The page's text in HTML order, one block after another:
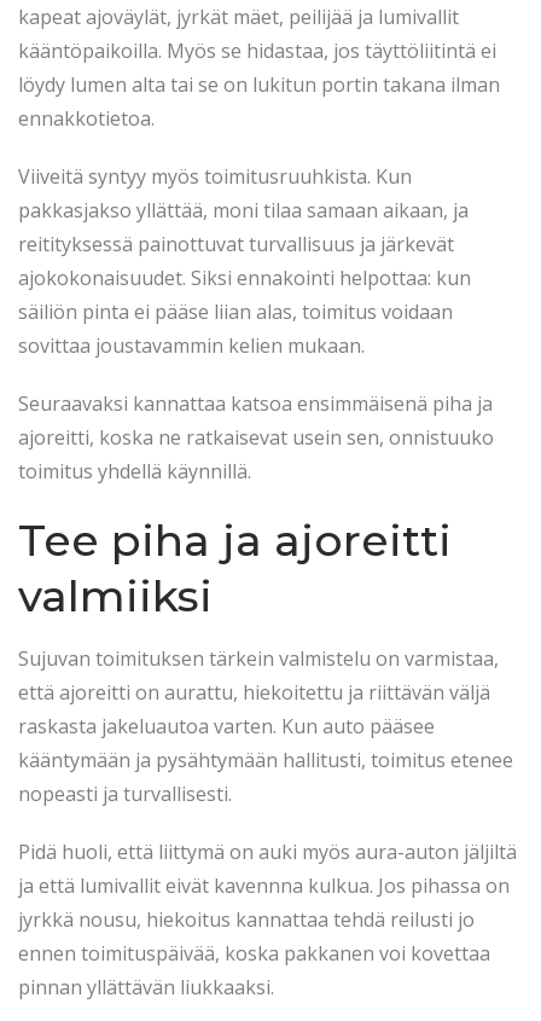
kapeat ajoväylät, jyrkät mäet, peilijää ja lumivallit
kääntöpaikoilla. Myös se hidastaa, jos täyttöliitintä ei
löydy lumen alta tai se on lukitun portin takana ilman
ennakkotietoa.
Viiveitä syntyy myös toimitusruuhkista. Kun
pakkasjakso yllättää, moni tilaa samaan aikaan, ja
reitityksessä painottuvat turvallisuus ja järkevät
ajokokonaisuudet. Siksi ennakointi helpottaa: kun
säiliön pinta ei pääse liian alas, toimitus voidaan
sovittaa joustavammin kelien mukaan.
Seuraavaksi kannattaa katsoa ensimmäisenä piha ja
ajoreitti, koska ne ratkaisevat usein sen, onnistuuko
toimitus yhdellä käynnillä.
Tee piha ja ajoreitti
valmiiksi
Sujuvan toimituksen tärkein valmistelu on varmistaa,
että ajoreitti on aurattu, hiekoitettu ja riittävän väljä
raskasta jakeluautoa varten. Kun auto pääsee
kääntymään ja pysähtymään hallitusti, toimitus etenee
nopeasti ja turvallisesti.
Pidä huoli, että liittymä on auki myös aura-auton jäljiltä
ja että lumivallit eivät kavennna kulkua. Jos pihassa on
jyrkkä nousu, hiekoitus kannattaa tehdä reilusti jo
ennen toimituspäivää, koska pakkanen voi kovettaa
pinnan yllättävän liukkaaksi.